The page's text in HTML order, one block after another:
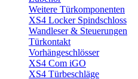
Weitere Türkomponenten
XS4 Locker Spindschloss
Wandleser & Steuerungen
Türkontakt
Vorhängeschlösser
XS4 Com iGO
XS4 Türbeschläge